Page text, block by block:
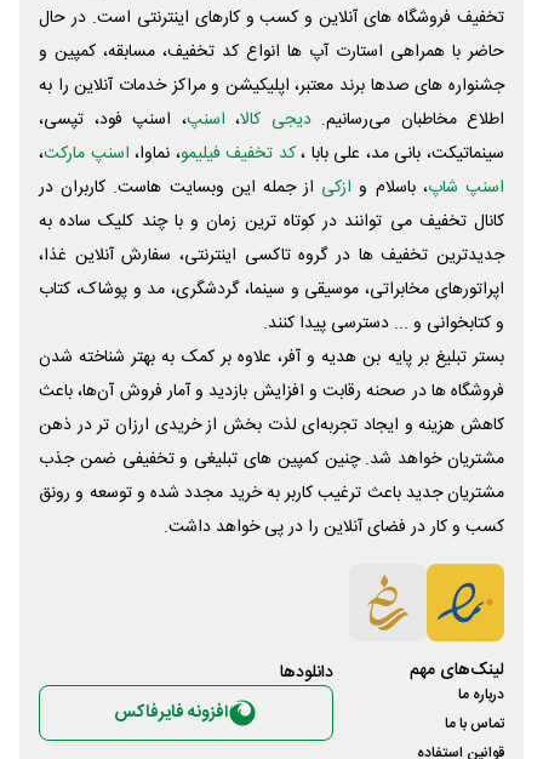
تخفیف فروشگاه های آنلاین و کسب و‌ کارهای اینترنتی است. در حال
حاضر با همراهی استارت آپ ها انواع کد تخفیف، مسابقه، کمپین و
جشنواره های صدها برند معتبر، اپلیکیشن و مراکز خدمات آنلاین را به
اطلاع مخاطبان می‌رسانیم. دیجی کالا، اسنپ، اسنپ فود، تپسی،
سینماتیکت، بانی مد، علی‌ بابا ،کد تخفیف فیلیمو، نماوا، اسنپ مارکت،
اسنپ شاپ، باسلام و ازکی از جمله این وبسایت ‌هاست. کاربران در
کانال تخفیف می توانند در کوتاه ترین زمان و با چند کلیک ساده به
جدیدترین تخفیف ها در گروه تاکسی اینترنتی، سفارش آنلاین غذا،
اپراتورهای مخابراتی، موسیقی و سینما، گردشگری، مد و پوشاک، کتاب
و کتابخوانی و ... دسترسی پیدا کنند.
بستر تبلیغ بر پایه بن هدیه و آفر، علاوه بر کمک به بهتر شناخته شدن
فروشگاه ها در صحنه رقابت و افزایش بازدید و آمار فروش آن‌ها، باعث
کاهش هزینه و ایجاد تجربه‌ای لذت بخش از خریدی ارزان تر در ذهن
مشتریان خواهد شد. چنین کمپین های تبلیغی و تخفیفی ضمن جذب
مشتریان جدید باعث ترغیب کاربر به خرید مجدد شده و توسعه و رونق
کسب و کار در فضای آنلاین را در پی خواهد داشت.
لینک‌های مهم
درباره ما
تماس با ما
قوانین استفاده
دانلود‌ها
افزونه فایرفاکس